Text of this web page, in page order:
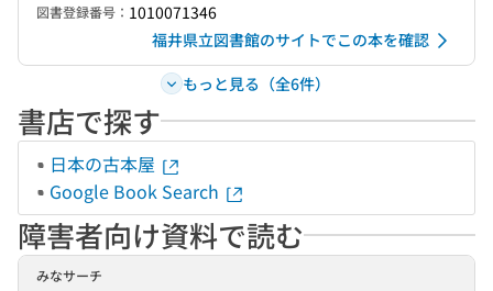
図書登録番号： 1010071346
福井県立図書館のサイトでこの本を確認
もっと見る（全6件）
書店で探す
日本の古本屋
Google Book Search
障害者向け資料で読む
みなサーチ